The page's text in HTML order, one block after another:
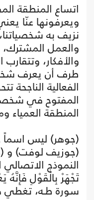
اتساع المنطقة
ويعرفونها عنّا
نزيف به
والعمل
والأفكار،
طرف أن يعرف
الفعالية الناجحة
المفتوح في
المنطقة العمياء
(جوهر) ليس اسماً
(جوزيف لوفت) و
النموذج الاتصالي
سورة طـه، تغطي